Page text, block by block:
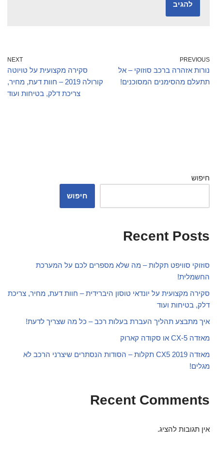
PREVIOUS
נורות אזהרה ברכב סוזוקי – אל
תתעלם מהסימנים המסוכנים!
NEXT
סקירה מקצועית על טויוטה
קורולה 2019 – חוות דעת, מחיר,
צריכת דלק, בטיחות ועוד
חיפוש
חיפוש
Recent Posts
סוזוקי סוויפט תקלות – מה שלא מספרים לכם על המערכת
החשמלית!
סקירה מקצועית על יונדאי טוסון היברידית – חוות דעת, מחיר, צריכת
דלק, בטיחות ועוד
איך מתבצע תהליך העברת בעלות רכב – כל מה שצריך לדעת!
מאזדה CX-5 או סקודה קארוק
מאזדה CX5 2019 תקלות – הסודות הנסתרים שיצרני הרכב לא
מגלים!
Recent Comments
אין תגובות להציג.